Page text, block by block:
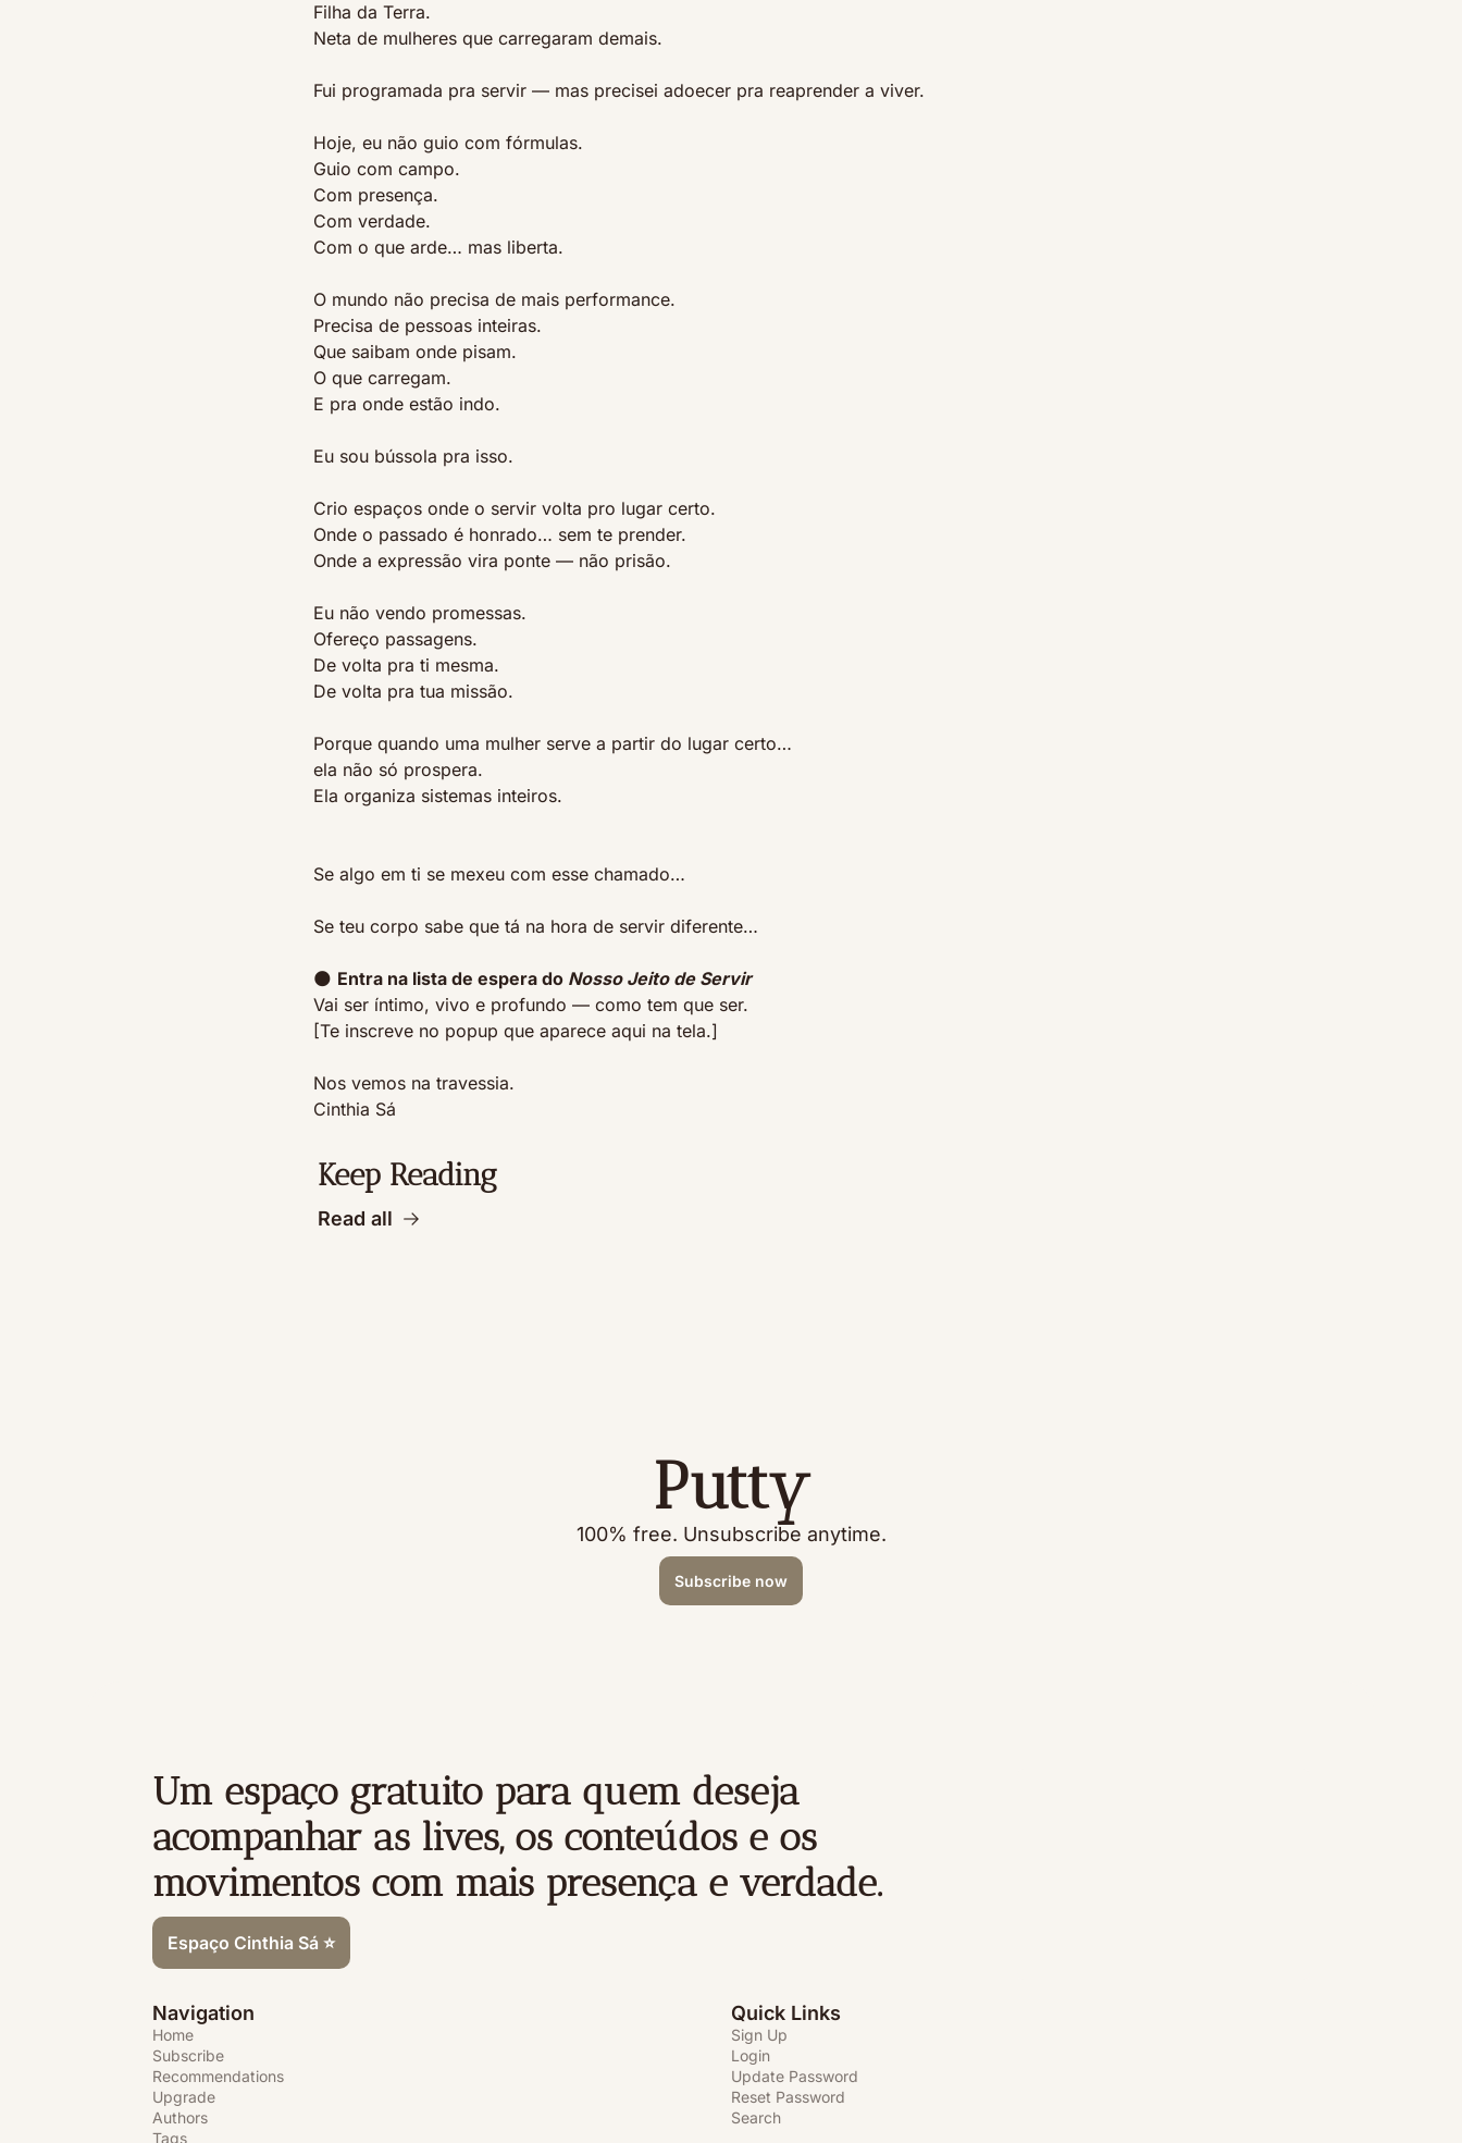
Filha da Terra.
Neta de mulheres que carregaram demais.
Fui programada pra servir — mas precisei adoecer pra reaprender a viver.
Hoje, eu não guio com fórmulas.
Guio com campo.
Com presença.
Com verdade.
Com o que arde… mas liberta.
O mundo não precisa de mais performance.
Precisa de pessoas inteiras.
Que saibam onde pisam.
O que carregam.
E pra onde estão indo.
Eu sou bússola pra isso.
Crio espaços onde o servir volta pro lugar certo.
Onde o passado é honrado… sem te prender.
Onde a expressão vira ponte — não prisão.
Eu não vendo promessas.
Ofereço passagens.
De volta pra ti mesma.
De volta pra tua missão.
Porque quando uma mulher serve a partir do lugar certo…
ela não só prospera.
Ela organiza sistemas inteiros.
Se algo em ti se mexeu com esse chamado…
Se teu corpo sabe que tá na hora de servir diferente…
🌑 Entra na lista de espera do Nosso Jeito de Servir
Vai ser íntimo, vivo e profundo — como tem que ser.
[Te inscreve no popup que aparece aqui na tela.]
Nos vemos na travessia.
Cinthia Sá
Keep Reading
Read all
Putty
100% free. Unsubscribe anytime.
Subscribe now
Um espaço gratuito para quem deseja
acompanhar as lives, os conteúdos e os
movimentos com mais presença e verdade.
Espaço Cinthia Sá ⭐
Navigation
Home
Subscribe
Recommendations
Upgrade
Authors
Tags
Quick Links
Sign Up
Login
Update Password
Reset Password
Search